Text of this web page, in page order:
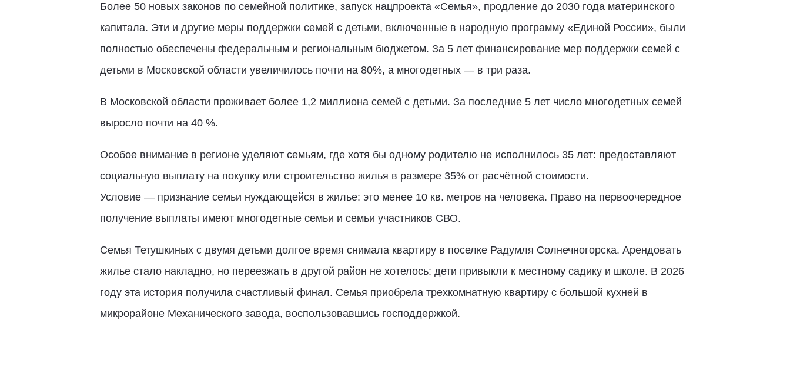
Более 50 новых законов по семейной политике, запуск нацпроекта «Семья», продление до 2030 года материнского
капитала. Эти и другие меры поддержки семей с детьми, включенные в народную программу «Единой России», были
полностью обеспечены федеральным и региональным бюджетом. За 5 лет финансирование мер поддержки семей с
детьми в Московской области увеличилось почти на 80%, а многодетных — в три раза.
В Московской области проживает более 1,2 миллиона семей с детьми. За последние 5 лет число многодетных семей
выросло почти на 40 %.
Особое внимание в регионе уделяют семьям, где хотя бы одному родителю не исполнилось 35 лет: предоставляют
социальную выплату на покупку или строительство жилья в размере 35% от расчётной стоимости.
Условие — признание семьи нуждающейся в жилье: это менее 10 кв. метров на человека. Право на первоочередное
получение выплаты имеют многодетные семьи и семьи участников СВО.
Семья Тетушкиных с двумя детьми долгое время снимала квартиру в поселке Радумля Солнечногорска. Арендовать
жилье стало накладно, но переезжать в другой район не хотелось: дети привыкли к местному садику и школе. В 2026
году эта история получила счастливый финал. Семья приобрела трехкомнатную квартиру с большой кухней в
микрорайоне Механического завода, воспользовавшись господдержкой.